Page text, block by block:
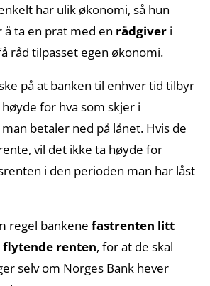
har ulik økonomi, så hun
ta en prat med en rådgiver i
råd tilpasset egen økonomi.
på at banken til enhver tid tilbyr
for hva som skjer i
betaler ned på lånet. Hvis de
vil det ikke ta høyde for
i den perioden man har låst
regel bankenefastrenten litt
flytende renten, for at de skal
selv om Norges Bank hever